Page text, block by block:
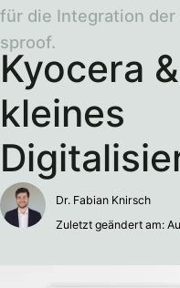
Kyocera
kleines
für die Integration
sproof.
Dr. Fabian Knirsch
Zuletzt geändert am: